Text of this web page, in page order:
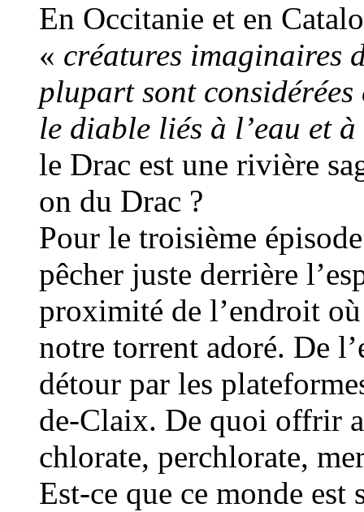
En Occitanie et en
« créatures imaginaires
plupart sont considérées
le diable liés à l’eau et
le Drac est une rivière
on du Drac ?
Pour le troisième
pêcher juste derrière
proximité de l’endroit
notre torrent adoré. De
détour par les
de-Claix. De quoi offrir
chlorate, perchlorate,
Est-ce que ce monde est